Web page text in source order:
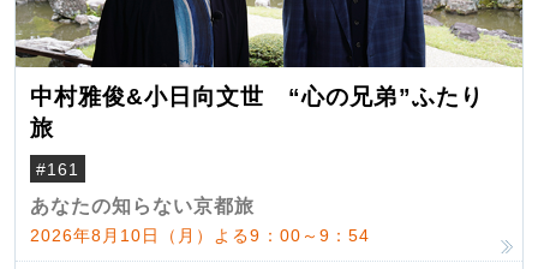
中村雅俊&小日向文世 “心の兄弟”ふたり
旅
#161
あなたの知らない京都旅
2026年8月10日（月）よる9：00～9：54